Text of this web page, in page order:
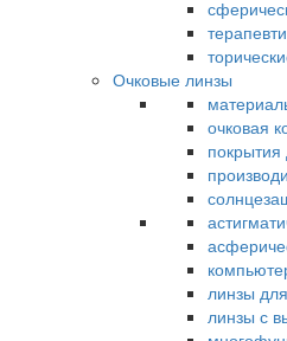
Очковые линзы
очковая
покрытия
линзы
линзы с